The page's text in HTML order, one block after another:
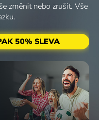
dílů
vlak
24 dílů
Svet :24
108 dílů 209 dílů
změnit nebo zrušit. Vše
50% SLEVA